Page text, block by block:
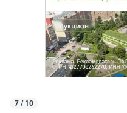
7 / 10